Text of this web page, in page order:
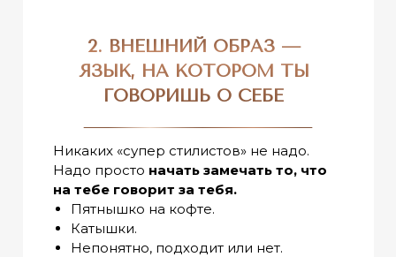
2. ВНЕШНИЙ ОБРАЗ —
ЯЗЫК, НА КОТОРОМ ТЫ
ГОВОРИШЬ О СЕБЕ
Никаких «супер стилистов» не надо.
Надо просто начать замечать то, что
на тебе говорит за тебя.
Пятнышко на кофте.
Катышки.
Непонятно, подходит или нет.